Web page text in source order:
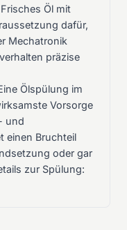
Öl mit
dafür,
Mechatronik
präzise
Ölspülung im
Vorsorge
und
einen Bruchteil
oder gar
zur Spülung: